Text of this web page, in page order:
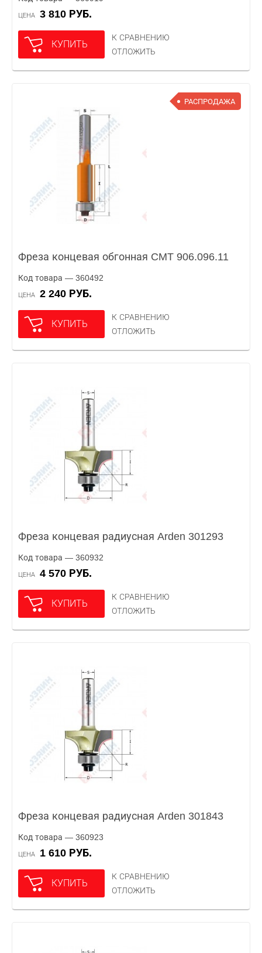
ЦЕНА 3 810 РУБ.
КУПИТЬ
К СРАВНЕНИЮ
ОТЛОЖИТЬ
РАСПРОДАЖА
Фреза концевая обгонная CMT 906.096.11
Код товара — 360492
ЦЕНА 2 240 РУБ.
КУПИТЬ
К СРАВНЕНИЮ
ОТЛОЖИТЬ
Фреза концевая радиусная Arden 301293
Код товара — 360932
ЦЕНА 4 570 РУБ.
КУПИТЬ
К СРАВНЕНИЮ
ОТЛОЖИТЬ
Фреза концевая радиусная Arden 301843
Код товара — 360923
ЦЕНА 1 610 РУБ.
КУПИТЬ
К СРАВНЕНИЮ
ОТЛОЖИТЬ